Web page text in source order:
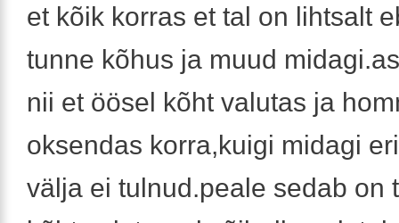
et kõik korras et tal on lihtsalt
tunne kõhus ja muud
nii et öösel kõht valutas ja
oksendas korra,kuigi midagi
välja ei tulnud.peale sedab on